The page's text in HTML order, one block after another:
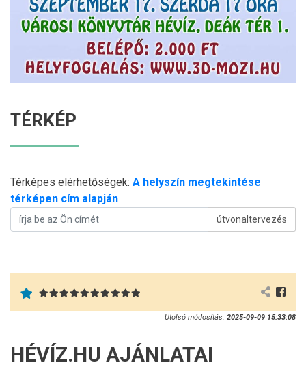
TÉRKÉP
Térképes elérhetőségek: A helyszín megtekintése
térképen cím alapján
útvonaltervezés
Utolsó módosítás: 2025-09-09 15:33:08
HÉVÍZ.HU AJÁNLATAI